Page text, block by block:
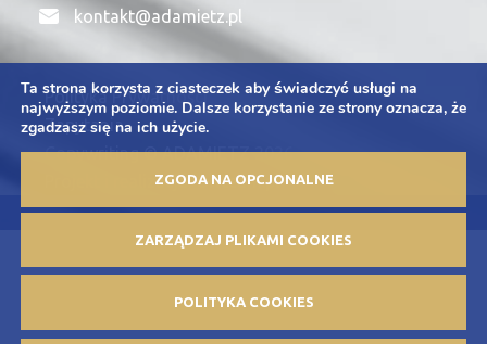
kontakt@adamietz.pl
Polityka Prywatności
Zapytania
Copywriting © ADAMIETZ 2026
Projekt i realizacja: Offteam.pl
Ta strona korzysta z ciasteczek aby świadczyć usługi na
najwyższym poziomie. Dalsze korzystanie ze strony oznacza, że
zgadzasz się na ich użycie.
ZGODA NA OPCJONALNE
ZARZĄDZAJ PLIKAMI COOKIES
POLITYKA COOKIES